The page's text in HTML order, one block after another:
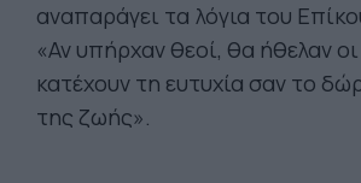
αναπαράγει τα λόγια του
«Αν υπήρχαν θεοί, θα ήθελαν
κατέχουν τη ευτυχία σαν το
της ζωής».